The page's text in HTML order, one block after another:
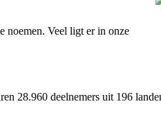
noemen. Veel ligt er in onze
28.960 deelnemers uit 196